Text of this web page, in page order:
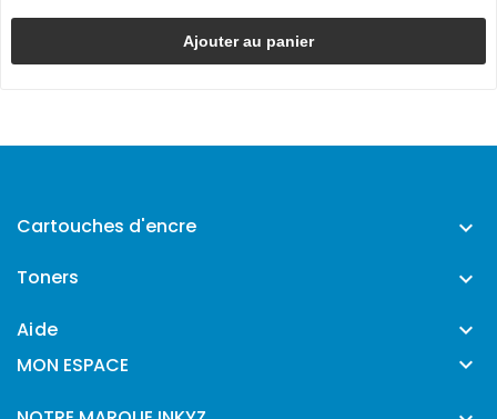
Ajouter au panier
Cartouches d'encre 
Toners 
Aide 
MON ESPACE 